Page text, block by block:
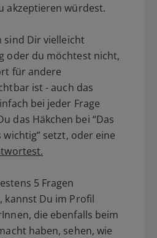
akzeptieren würdest.
sind Dir vielleicht
oder du möchtest nicht,
für andere
ist - auch das
bei jeder Frage
das Häkchen bei “Das
setzt, oder eine
5 Fragen
kannst Du im Profil
die ebenfalls beim
haben, sehen, wie